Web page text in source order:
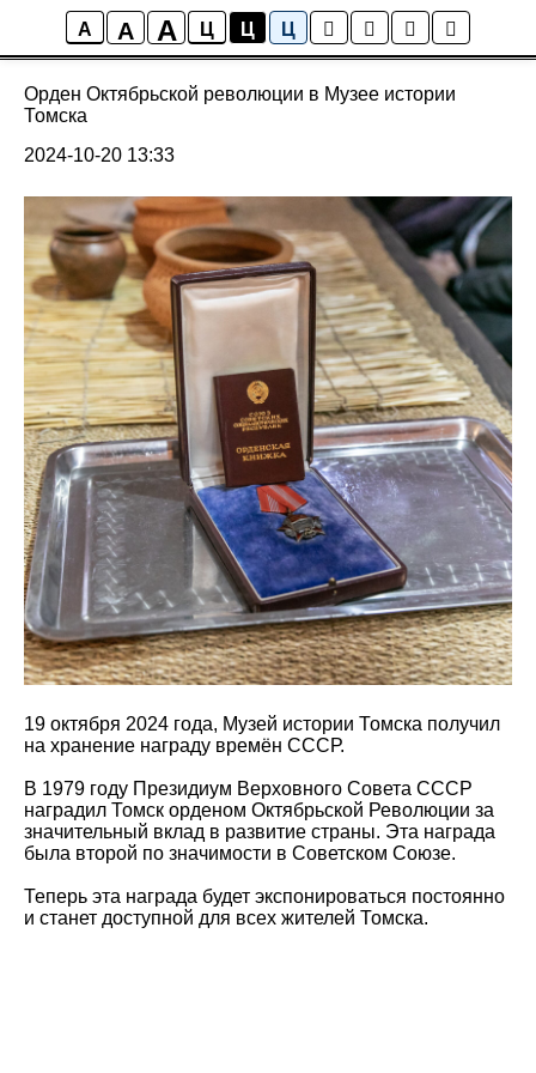
A A A Ц Ц Ц
Новости музея
Орден Октябрьской революции в Музее истории
Томска
2024-10-20 13:33
19 октября 2024 года, Музей истории Томска получил
на хранение награду времён СССР.
В 1979 году Президиум Верховного Совета СССР
наградил Томск орденом Октябрьской Революции за
значительный вклад в развитие страны. Эта награда
была второй по значимости в Советском Союзе.
Теперь эта награда будет экспонироваться постоянно
и станет доступной для всех жителей Томска.